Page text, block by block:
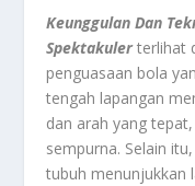
Keunggulan Dan
Spektakulerterlihat
penguasaan bola
tengah lapangan
dan arah yang
sempurna. Selain
tubuh menunjukkan